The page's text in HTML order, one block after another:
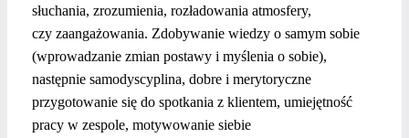
słuchania, zrozumienia, rozładowania atmosfery,
czy zaangażowania. Zdobywanie wiedzy o samym sobie
(wprowadzanie zmian postawy i myślenia o sobie),
następnie samodyscyplina, dobre i merytoryczne
przygotowanie się do spotkania z klientem, umiejętność
pracy w zespole, motywowanie siebie